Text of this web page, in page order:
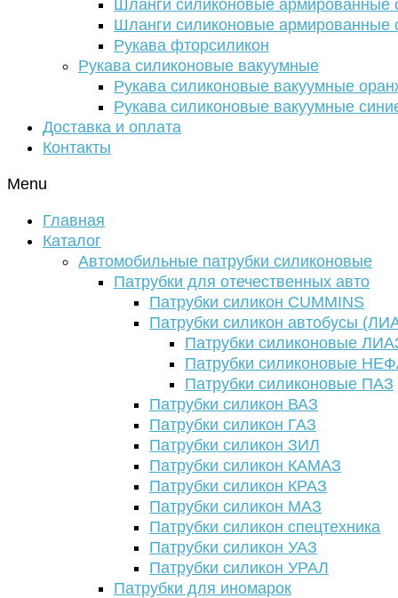
Шланги силиконовые армированные
Шланги силиконовые армированные
Рукава фторсиликон
Рукава силиконовые вакуумные
Рукава силиконовые вакуумные
Рукава силиконовые вакуумные
Доставка и оплата
Контакты
Menu
Главная
Каталог
Автомобильные патрубки силиконовые
Патрубки для отечественных авто
Патрубки силикон CUMMINS
Патрубки силикон автобусы
Патрубки силиконовые
Патрубки силиконовые
Патрубки силиконовые ПАЗ
Патрубки силикон ВАЗ
Патрубки силикон ГАЗ
Патрубки силикон ЗИЛ
Патрубки силикон КАМАЗ
Патрубки силикон КРАЗ
Патрубки силикон МАЗ
Патрубки силикон спецтехника
Патрубки силикон УАЗ
Патрубки силикон УРАЛ
Патрубки для иномарок